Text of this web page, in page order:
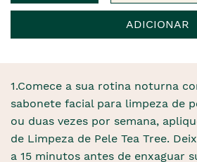
ADICIONAR
1.Comece a sua rotina noturna
sabonete facial para limpeza de
ou duas vezes por semana,
de Limpeza de Pele Tea Tree.
a 15 minutos antes de enxaguar